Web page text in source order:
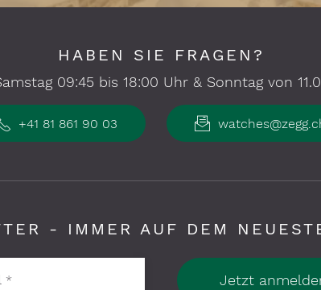
HABEN SIE FRAGEN?
09:45 bis 18:00 Uhr & Sonntag von
+41 81 861 90 03
- IMMER AUF DEM
* Jetzt